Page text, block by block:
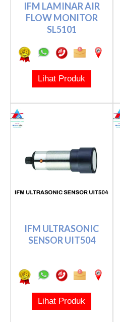
IFM LAMINAR AIR
FLOW MONITOR
SL5101
Lihat Produk
IFM ULTRASONIC
SENSOR UIT504
Lihat Produk